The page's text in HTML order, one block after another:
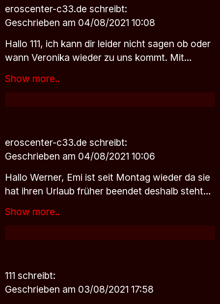
eroscenter-c33.de schreibt:
Geschrieben am 04/08/2021 10:08
Hallo 111, ich kann dir leider nicht sagen ob oder
wann Veronika wieder zu uns kommt. Mit…
Show more..
eroscenter-c33.de schreibt:
Geschrieben am 04/08/2021 10:06
Hallo Werner, Emi ist seit Montag wieder da sie
hat ihren Urlaub früher beendet deshalb steht…
Show more..
111 schreibt:
Geschrieben am 03/08/2021 17:58